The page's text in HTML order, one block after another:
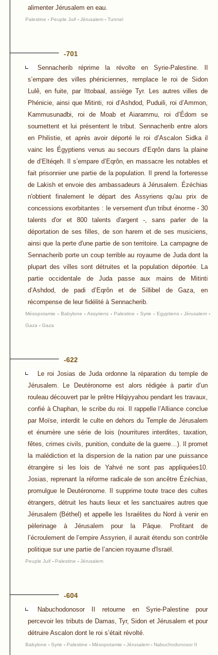
alimenter Jérusalem en eau.
Palestine - Peuple Juif - Jérusalem - Tunnel
-701
Sennacherib réprime la révolte en Syrie-Palestine. Il
s’empare des villes phéniciennes, remplace le roi de Sidon
Lulê, en fuite, par Ittobaal, assiège Tyr. Les autres villes de
Phénicie, ainsi que Mitinti, roi d’Ashdod, Puduili, roi d’Ammon,
Kammusunadbi, roi de Moab et Aiarammu, roi d’Édom se
soumettent et lui présentent le tribut. Sennacherib entre alors
en Philistie, et après avoir déporté le roi d’Ascalon Sidka il
vainc les Égyptiens venus au secours d’Eqrôn dans la plaine
de d’Eltéqeh. Il s’empare d’Eqrôn, en massacre les notables et
fait prisonnier une partie de la population. Il prend la forteresse
de Lakish et envoie des ambassadeurs à Jérusalem. Ézéchias
n'obtient finalement le départ des Assyriens qu'au prix de
concessions exorbitantes : le versement d'un tribut énorme - 30
talents d'or et 800 talents d'argent -, sans parler de la
déportation de ses filles, de son harem et de ses musiciens,
ainsi que la perte d'une partie de son territoire. La campagne de
Sennacherib porte un coup terrible au royaume de Juda dont la
plupart des villes sont détruites et la population déportée. La
partie occidentale de Juda passe aux mains de Mitinti
d’Ashdod, de padi d’Eqrôn et de Sillibel de Gaza, en
récompense de leur fidélité à Sennacherib.
Mésopotamie - Babylone -Assyriens - Palestine - Syrie - Egyptiens-Jérusalem -
Gaza - Gaza
-622
Le roi Josias de Juda ordonne la réparation du temple de
Jérusalem. Le Deutéronome est alors rédigée à partir d’un
rouleau découvert par le prêtre Hilqiyyahou pendant les travaux,
confié à Chaphan, le scribe du roi. Il rappelle l’Alliance conclue
par Moïse, interdit le culte en dehors du Temple de Jérusalem
et énumère une série de lois (nourritures interdites, taxation,
fêtes, crimes civils, punition, conduite de la guerre…). Il promet
la malédiction et la dispersion de la nation par une puissance
étrangère si les lois de Yahvé ne sont pas appliquées10.
Josias, reprenant la réforme radicale de son ancêtre Ézéchias,
promulgue le Deutéronome. Il supprime toute trace des cultes
étrangers, détruit les hauts lieux et les sanctuaires autres que
Jérusalem (Béthel) et appelle les Israélites du Nord à venir en
pèlerinage à Jérusalem pour la Pâque. Profitant de
l’écroulement de l’empire Assyrien, il aurait étendu son contrôle
politique sur une partie de l’ancien royaume d'Israël.
Peuple Juif - Palestine - Jérusalem
-604
Nabuchodonosor II retourne en Syrie-Palestine pour
percevoir les tributs de Damas, Tyr, Sidon et Jérusalem et pour
détruire Ascalon dont le roi s’était révolté.
Babylone - Syrie - Palestine - Mésopotamie - Jérusalem - Nabuchodonosor II